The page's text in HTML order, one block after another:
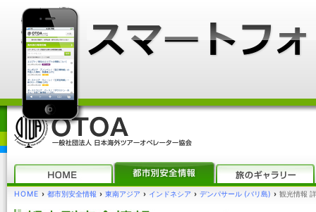
HOME › 都市別安全情報 › 東南アジア › インドネシア › デンパサール (バリ島) › 観光情報